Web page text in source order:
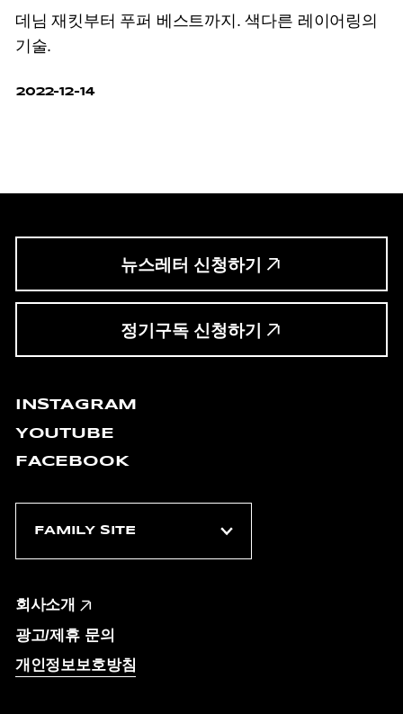
데님 재킷부터 푸퍼 베스트까지. 색다른 레이어링의
기술.
2022-12-14
뉴스레터 신청하기
정기구독 신청하기
INSTAGRAM
YOUTUBE
FACEBOOK
회사소개
광고/제휴 문의
개인정보보호방침